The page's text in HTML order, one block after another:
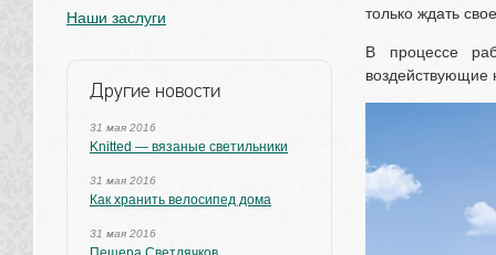
только ждать
В процессе
воздействующие
Наши заслуги
Другие новости
31 мая 2016
Knitted — вязаные светильники
31 мая 2016
Как хранить велосипед дома
31 мая 2016